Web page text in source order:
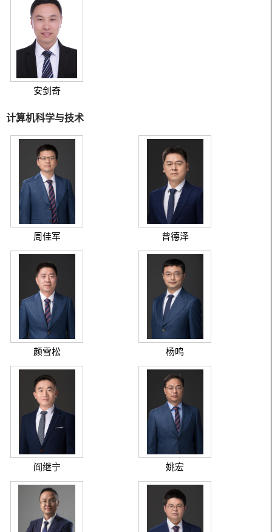
安剑奇
计算机科学与技术
周佳军 曾德泽
颜雪松 杨鸣
阎继宁 姚宏